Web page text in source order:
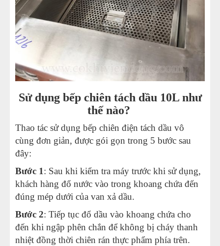
Sử dụng bếp chiên tách dầu 10L như
thế nào?
Thao tác sử dụng bếp chiên điện tách dầu vô
cùng đơn giản, được gói gọn trong 5 bước sau
đây:
Bước 1: Sau khi kiểm tra máy trước khi sử dụng,
khách hàng đổ nước vào trong khoang chứa đến
đúng mép dưới của van xả dầu.
Bước 2: Tiếp tục đổ dầu vào khoang chứa cho
đến khi ngập phên chắn để không bị cháy thanh
nhiệt đồng thời chiên rán thực phẩm phía trên.